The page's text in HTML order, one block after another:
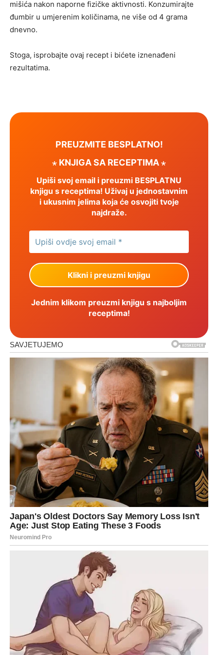
mišića nakon naporne fizičke aktivnosti. Konzumirajte
đumbir u umjerenim količinama, ne više od 4 grama
dnevno.
Stoga, isprobajte ovaj recept i bićete iznenađeni
rezultatima.
PREUZMITE BESPLATNO!
⋆ KNJIGA SA RECEPTIMA ⋆
Upiši svoj email i preuzmi BESPLATNU
knjigu s receptima! Uživaj u jednostavnim
i ukusnim jelima koja će osvojiti tvoje
najdraže.
Jednim klikom preuzmi knjigu s najboljim
receptima!